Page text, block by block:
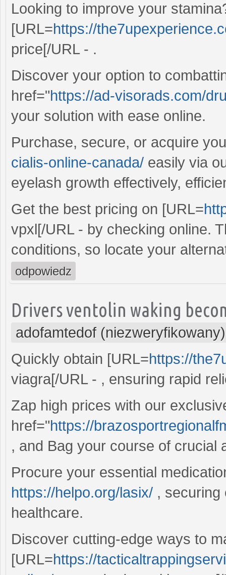
Looking to improve your
[URL=https://
price[/URL - .
Discover your option to
href="https://ad-visorads.com/
your solution with ease online.
Purchase, secure, or acquire
cialis-online-canada/ easily via
eyelash growth effectively,
Get the best pricing on [URL=
vpxl[/URL - by checking online.
conditions, so locate your
odpowiedz
Drivers ventolin waking
adofamtedof (niezweryfikowany)
Quickly obtain [URL=https://
viagra[/URL - , ensuring rapid
Zap high prices with our
href="https://
, and Bag your course of crucial
Procure your essential
https://helpo.org/lasix/ , securing
healthcare.
Discover cutting-edge ways to
[URL=https://